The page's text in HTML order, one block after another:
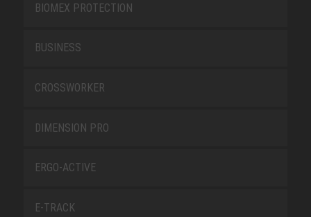
BIOMEX PROTECTION
BUSINESS
CROSSWORKER
DIMENSION PRO
ERGO-ACTIVE
E-TRACK